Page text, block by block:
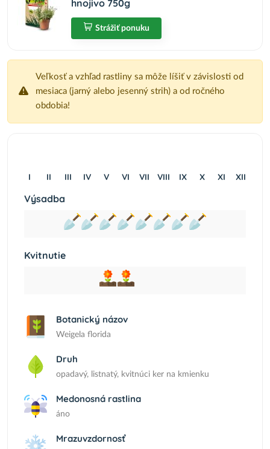
hnojivo 750g
Strážiť ponuku
Veľkosť a vzhľad rastliny sa môže líšiť v závislosti od
mesiaca (jarný alebo jesenný strih) a od ročného
obdobia!
I II III IV V VI VII VIII IX X XI XII
Výsadba
Kvitnutie
Botanický názov
Weigela florida
Druh
opadavý, listnatý, kvitnúci ker na kmienku
Medonosná rastlina
áno
Mrazuvzdornosť